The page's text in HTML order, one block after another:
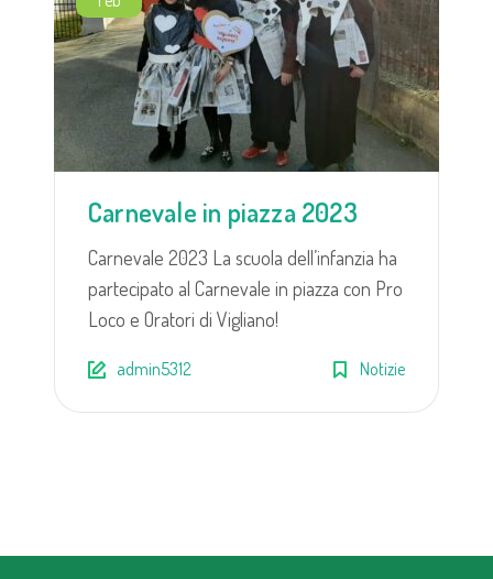
Carnevale in piazza 2023
Carnevale 2023 La scuola dell’infanzia ha
partecipato al Carnevale in piazza con Pro
Loco e Oratori di Vigliano!
admin5312 Notizie